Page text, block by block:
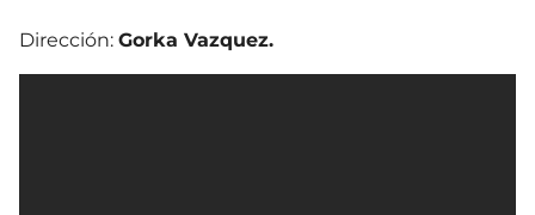
Dirección: Gorka Vazquez.